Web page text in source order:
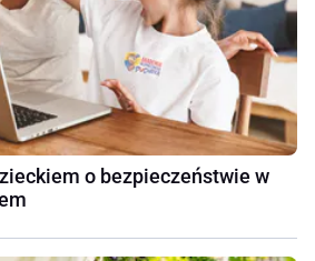
o bezpieczeństwie w